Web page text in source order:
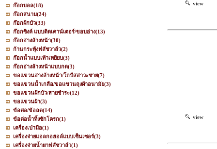
ก๊อกบอล(18)
ก๊อกสนาม(24)
ก๊อกฝักบัว(33)
ก๊อกซิงค์ แบบติดเคาน์เตอร์/ขอบอ่าง(13)
ก๊อกอ่างล้างหน้า(30)
ก้านกระทุ้งฟลัชวาล์ว(2)
ก๊อกน้ำแบบเท้าเหยียบ(3)
ก๊อกอ่างล้างหน้าแบบกด(3)
ขอแขวนอ่างล้างหน้า/โถปัสสาวะชาย(7)
ขอแขวนน้ำเกลือ/ขอแขวนถุงผ้าอนามัย(3)
ขอแขวนฝักบัว/สายชำระ(12)
ขอแขวนผ้า(3)
ข้อต่อ/ข้อลด(14)
ข้อต่อน้ำทิ้งชักโครก(1)
เครื่องเป่ามือ(1)
เครื่องจ่ายแอลกอฮอล์แบบเซ็นเซอร์(3)
เครื่องจ่ายน้ำยาฟลัชวาล์ว(1)
view
view